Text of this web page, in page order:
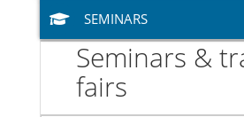
Seminars &
fairs
SEMINARS